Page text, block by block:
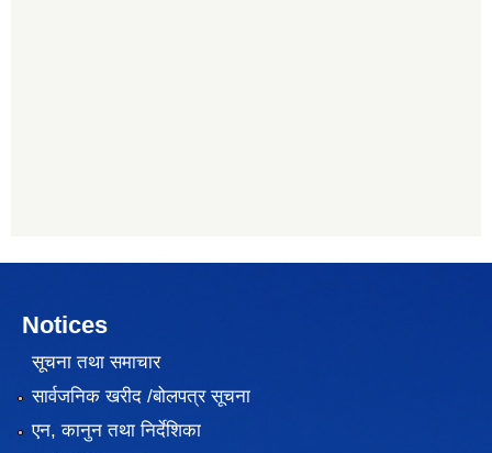
Notices
सूचना तथा समाचार
सार्वजनिक खरीद /बोलपत्र सूचना
एन, कानुन तथा निर्देशिका